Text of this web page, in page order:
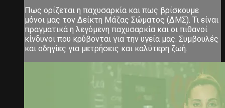
Πως ορίζεται η παχυσαρκία και πως βρίσκουμε
μόνοι μας τον Δείκτη Μάζας Σώματος (ΔΜΣ). Τι είναι
πραγματικά η λεγόμενη παχυσαρκία και οι πιθανοί
κίνδυνοι που κρύβονται για την υγεία μας. Συμβουλές
και οδηγίες για μετρήσεις και καλύτερη ζωή.